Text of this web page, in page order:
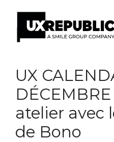
contenu
UX
atelier avec
de Bono